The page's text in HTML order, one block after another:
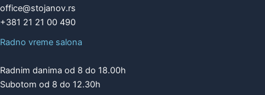
office@stojanov.rs
+381 21 21 00 490
Radno vreme salona
Radnim danima od 8 do 18.00h
Subotom od 8 do 12.30h